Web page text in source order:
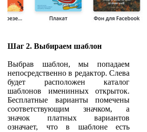
Шаг 2. Выбираем шаблон
Выбрав шаблон, мы попадаем
непосредственно в редактор. Слева
будет расположен каталог
шаблонов именинных открыток.
Бесплатные варианты помечены
соответствующим значком, а
значок платных вариантов
означает, что в шаблоне есть